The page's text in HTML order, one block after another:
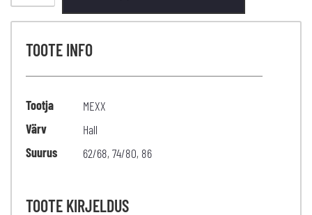
TOOTE INFO
Tootja
MEXX
Värv
Hall
Suurus
62/68,74/80, 86
TOOTE KIRJELDUS